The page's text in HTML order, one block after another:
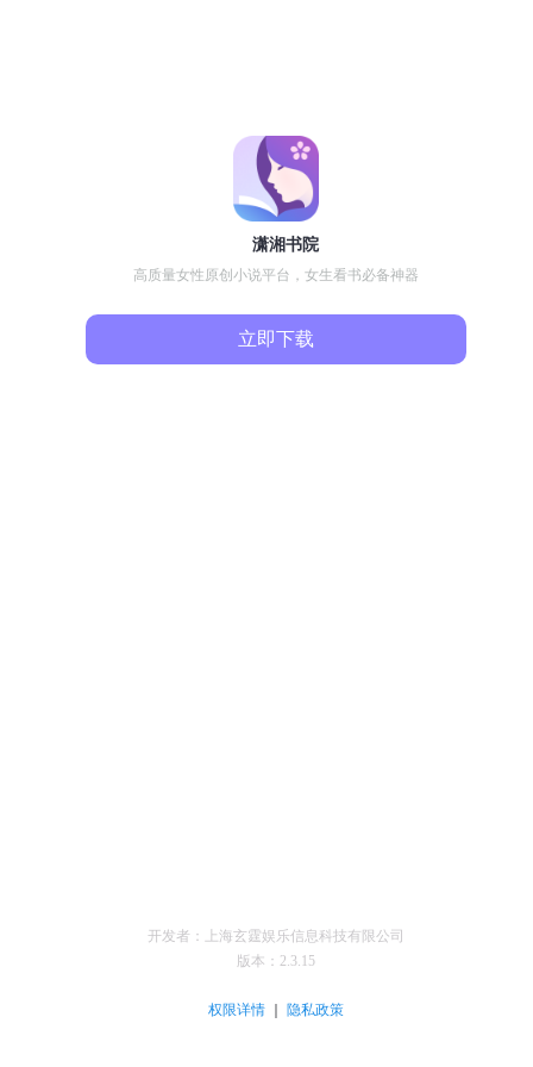
潇湘书院
高质量女性原创小说平台，女生看书必备神器
立即下载
开发者：上海玄霆娱乐信息科技有限公司
版本： 2.3.15
权限详情 ｜ 隐私政策